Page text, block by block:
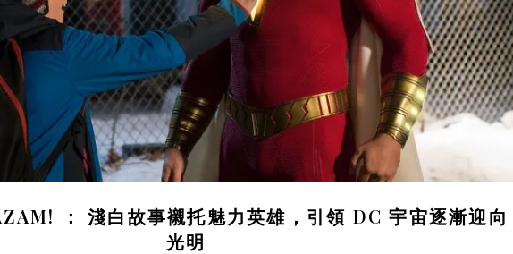
： 淺白故事襯托魅力英雄，引領 DC 宇宙逐漸迎向
光明